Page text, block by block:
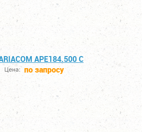
APE184.500 C
Цена: по запросу